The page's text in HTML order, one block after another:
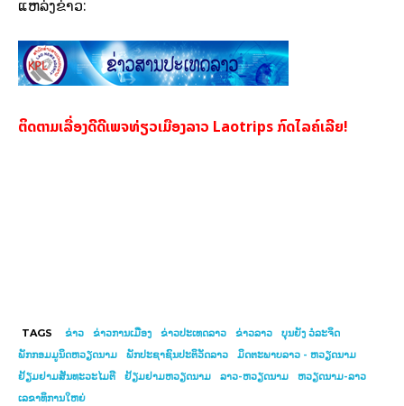
ແຫລ່ງຂ່າວ:
ຕິດຕາມເລື່ອງດີດີເພຈທ່ຽວເມືອງລາວ Laotrips ກົດໄລຄ໌ເລີຍ!
TAGS ຂ່າວ ຂ່າວການເມືອງ ຂ່າວປະເທດລາວ ຂ່າວລາວ
ບຸນຍັງ ວໍລະຈິດ
ພັກກອມມູນິດຫວຽດນາມ
ພັກປະຊາຊົນປະຕິວັດລາວ
ມິດຕະພາບລາວ - ຫວຽດນາມ
ຢ້ຽມຢາມສັນທະວະໄມຕີ
ຢ້ຽມຢາມຫວຽດນາມ ລາວ​-ຫວຽດ​ນາມ
ຫວຽດນາມ-ລາວ
ເລຂາທິການໃຫຍ່